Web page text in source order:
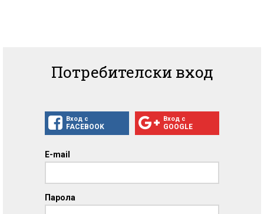
Потребителски вход
Вход с
FACEBOOK
Вход с
GOOGLE
E-mail
Парола